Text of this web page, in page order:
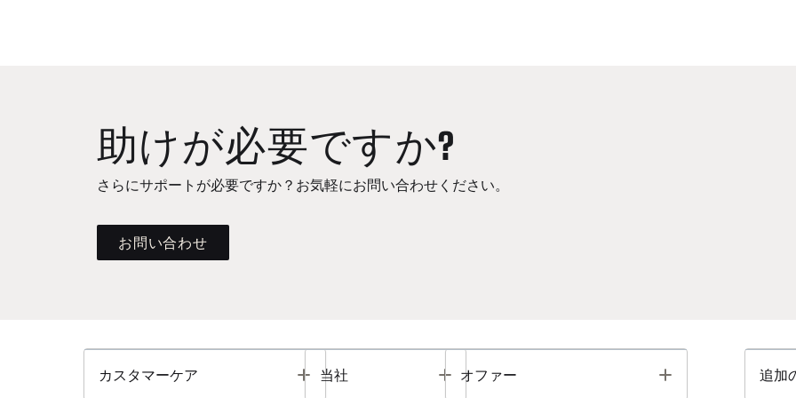
助けが必要ですか?
さらにサポートが必要ですか？お気軽にお問い合わせください。
お問い合わせ
カスタマーケア Toggle
当社 Toggle
オファー Toggle 追加